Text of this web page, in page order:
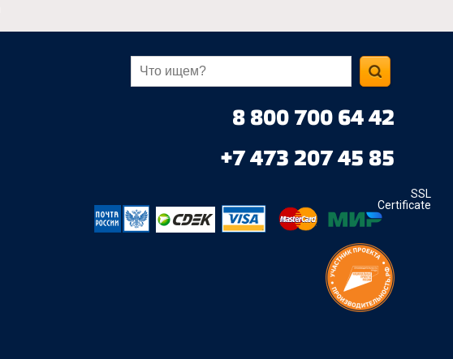
8 800 700 64 42
+7 473 207 45 85
SSL
Certificate